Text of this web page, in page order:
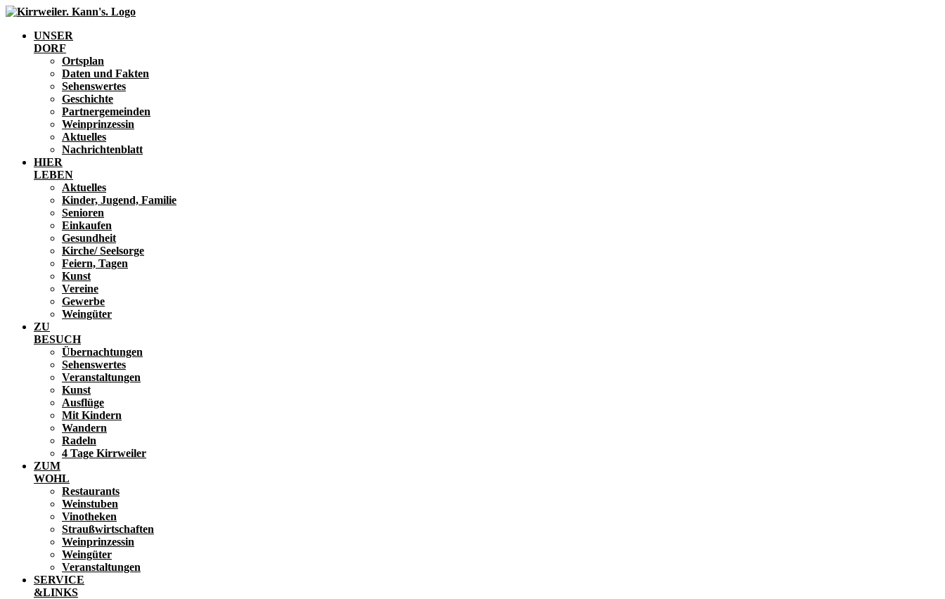
UNSER
DORF
Ortsplan
Daten und Fakten
Sehenswertes
Geschichte
Partnergemeinden
Weinprinzessin
Aktuelles
Nachrichtenblatt
HIER
LEBEN
Aktuelles
Kinder, Jugend, Familie
Senioren
Einkaufen
Gesundheit
Kirche/ Seelsorge
Feiern, Tagen
Kunst
Vereine
Gewerbe
Weingüter
ZU
BESUCH
Übernachtungen
Sehenswertes
Veranstaltungen
Kunst
Ausflüge
Mit Kindern
Wandern
Radeln
4 Tage Kirrweiler
ZUM
WOHL
Restaurants
Weinstuben
Vinotheken
Straußwirtschaften
Weinprinzessin
Weingüter
Veranstaltungen
SERVICE
&LINKS